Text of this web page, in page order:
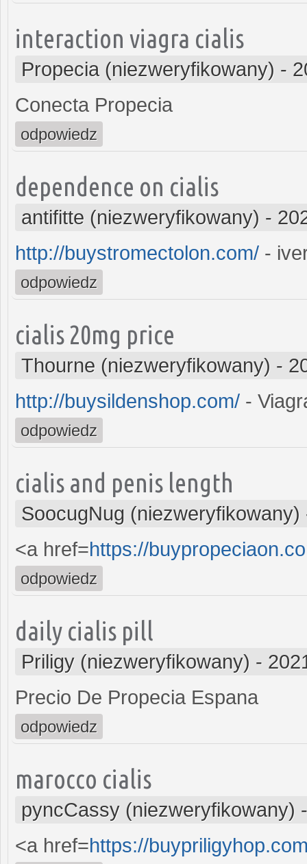
interaction viagra cialis
Propecia (niezweryfikowany) -
Conecta Propecia
odpowiedz
dependence on cialis
antifitte (niezweryfikowany) -
http://buystromectolon.com/ -
odpowiedz
cialis 20mg price
Thourne (niezweryfikowany) -
http://buysildenshop.com/ -
odpowiedz
cialis and penis length
SoocugNug (niezweryfikowany)
<a href=https://
odpowiedz
daily cialis pill
Priligy (niezweryfikowany) -
Precio De Propecia Espana
odpowiedz
marocco cialis
pyncCassy (niezweryfikowany)
<a href=https://